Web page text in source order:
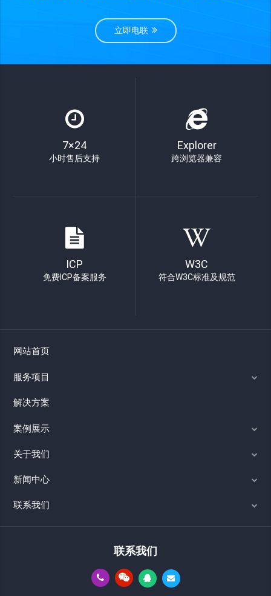
立即电联
7×24
小时售后支持
Explorer
跨浏览器兼容
ICP
免费ICP备案服务
W3C
符合W3C标准及规范
网站首页
服务项目
解决方案
案例展示
关于我们
新闻中心
联系我们
联系我们